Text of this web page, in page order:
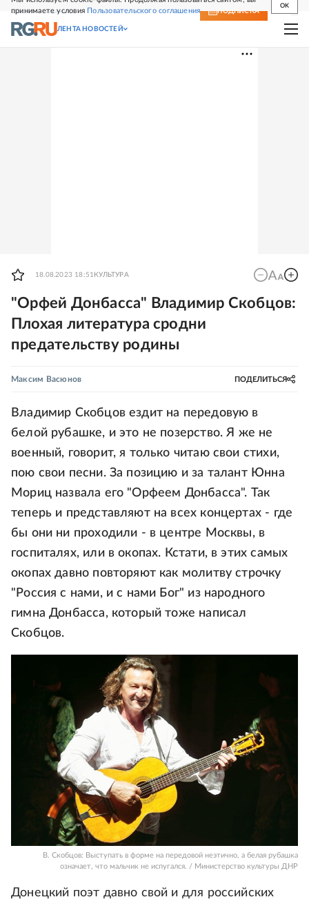
принимаете условия Пользовательского соглашения
OK
СВЕЖИЙ НОМЕР ПОДПИСКА
ЛЕНТА НОВОСТЕЙ
18.08.2023 18:51 КУЛЬТУРА
"Орфей Донбасса" Владимир Скобцов:
Плохая литература сродни
предательству родины
Максим Васюнов ПОДЕЛИТЬСЯ
Владимир Скобцов ездит на передовую в
белой рубашке, и это не позерство. Я же не
военный, говорит, я только читаю свои стихи,
пою свои песни. За позицию и за талант Юнна
Мориц назвала его "Орфеем Донбасса". Так
теперь и представляют на всех концертах - где
бы они ни проходили - в центре Москвы, в
госпиталях, или в окопах. Кстати, в этих самых
окопах давно повторяют как молитву строчку
"Россия с нами, и с нами Бог" из народного
гимна Донбасса, который тоже написал
Скобцов.
В. Скобцов: Выступать в форме на передовой неэтично, а белая рубашка
означает, что мальчик не испугался. / Министерство культуры ДНР
Донецкий поэт давно свой и для российских